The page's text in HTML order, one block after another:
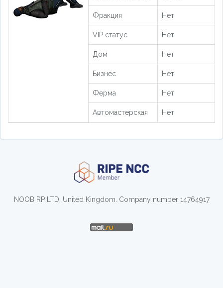
Фракция Нет
VIP статус Нет
Дом Нет
Бизнес Нет
Ферма Нет
Автомастерская Нет
NOOB RP LTD, United Kingdom. Company number 14764917